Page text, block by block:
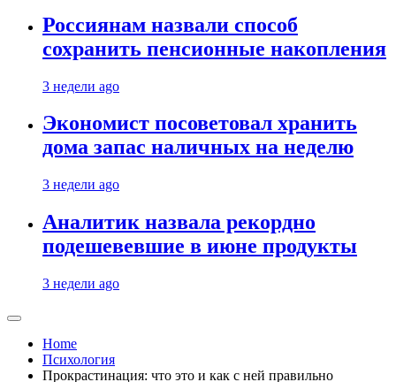
Россиянам назвали способ
сохранить пенсионные накопления
3 недели ago
Экономист посоветовал хранить
дома запас наличных на неделю
3 недели ago
Аналитик назвала рекордно
подешевевшие в июне продукты
3 недели ago
Home
Психология
Прокрастинация: что это и как с ней правильно